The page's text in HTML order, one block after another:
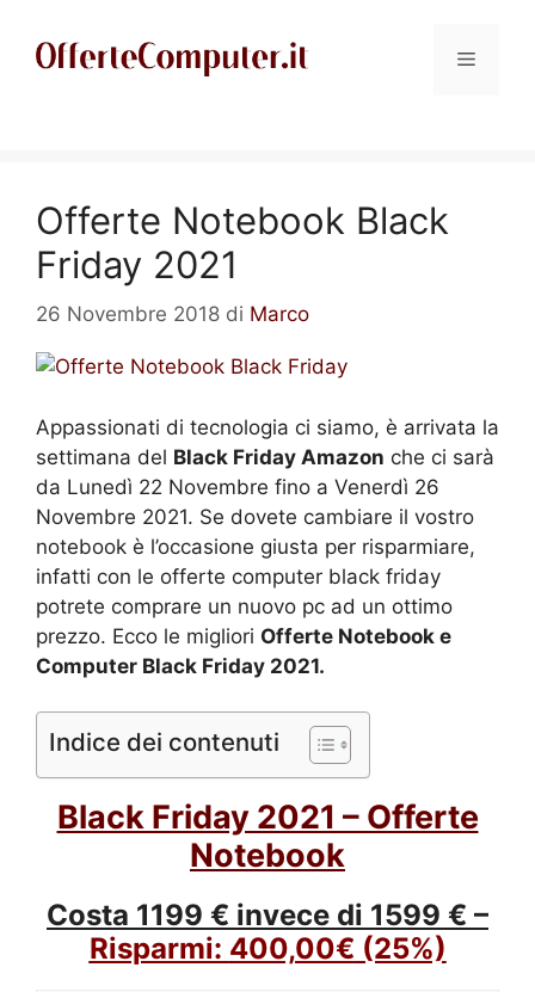
contenuto
Menu
Offerte Notebook Black
Friday 2021
26 Novembre 2018 di Marco
Appassionati di tecnologia ci siamo, è arrivata la
settimana del Black Friday Amazon che ci sarà
da Lunedì 22 Novembre fino a Venerdì 26
Novembre 2021. Se dovete cambiare il vostro
notebook è l’occasione giusta per risparmiare,
infatti con le offerte computer black friday
potrete comprare un nuovo pc ad un ottimo
prezzo. Ecco le migliori Offerte Notebook e
Computer Black Friday 2021.
Indice dei contenuti
Black Friday 2021 – Offerte
Notebook
Costa 1199 € invece di 1599 € –
Risparmi: 400,00€ (25%)